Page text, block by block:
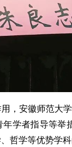
，安徽师范大
学者指导等
哲学等优势学